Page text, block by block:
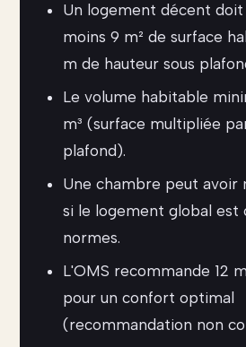
Un logement décent doit
moins 9 m² de surface
m de hauteur sous
Le volume habitable
m³ (surface multipliée
plafond).
Une chambre peut avoir
si le logement global est
normes.
L'OMS recommande 12
pour un confort optimal
(recommandation non